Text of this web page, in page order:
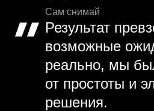
Сам снимай
Результат
возможные
реально, мы
от простоты и
решения.